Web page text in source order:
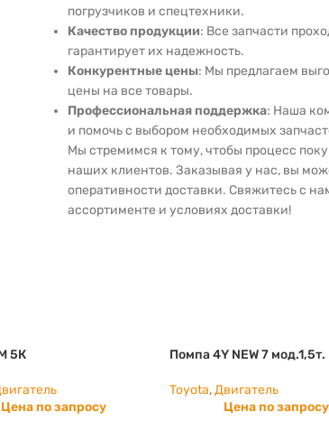
погрузчиков и спецтехники.
Качество продукции: Все запчасти
гарантирует их надежность.
Конкурентные цены: Мы предлагаем
цены на все товары.
Профессиональная поддержка: Наша
и помочь с выбором необходимых
Мы стремимся к тому, чтобы процесс
наших клиентов. Заказывая у нас, вы
оперативности доставки. Свяжитесь с
ассортименте и условиях доставки!
5К
Цена по запросу
Помпа 4Y NEW 7 мод.1,5т.
Toyota,Двигатель
Цена по запросу